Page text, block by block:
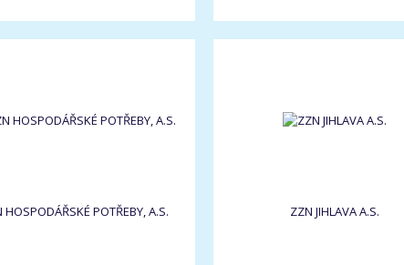
HOSPODÁŘSKÉ POTŘEBY, A.S. ZZN JIHLAVA A.S.